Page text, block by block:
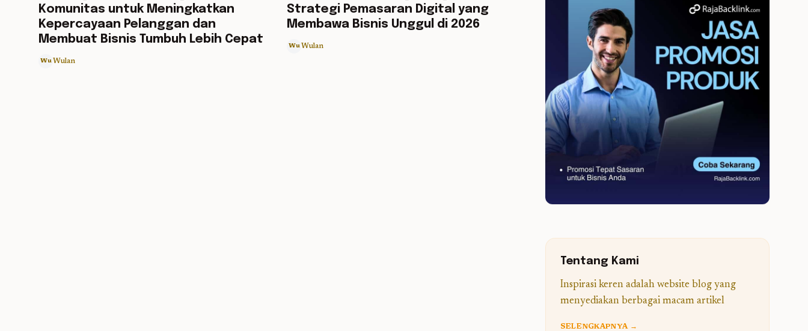
Komunitas untuk Meningkatkan
Kepercayaan Pelanggan dan
Membuat Bisnis Tumbuh Lebih Cepat
Wu Wulan
Strategi Pemasaran Digital yang
Membawa Bisnis Unggul di 2026
Wu Wulan
Tentang Kami
Inspirasi keren adalah website blog yang
menyediakan berbagai macam artikel
SELENGKAPNYA →